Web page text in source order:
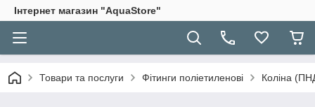
Інтернет магазин "AquaStore"
Товари та послуги Фітинги поліетиленові Коліна